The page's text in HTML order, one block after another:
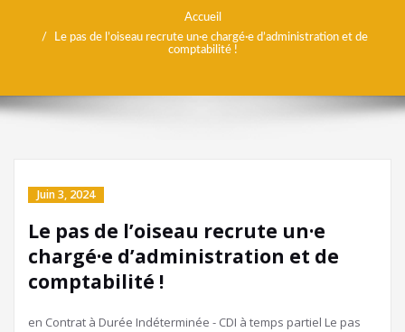
Accueil
Le pas de l’oiseau recrute un·e chargé·e d’administration et de
comptabilité !
Juin 3, 2024
Le pas de l’oiseau recrute un·e
chargé·e d’administration et de
comptabilité !
en Contrat à Durée Indéterminée - CDI à temps partiel Le pas